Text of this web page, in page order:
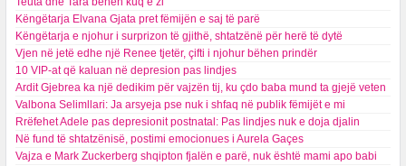
Këngëtarja Elvana Gjata pret fëmijën e saj të parë
Këngëtarja e njohur i surprizon të gjithë, shtatzënë për herë të dytë
Vjen në jetë edhe një Renee tjetër, çifti i njohur bëhen prindër
10 VIP-at që kaluan në depresion pas lindjes
Ardit Gjebrea ka një dedikim për vajzën tij, ku çdo baba mund ta gjejë veten
Valbona Selimllari: Ja arsyeja pse nuk i shfaq në publik fëmijët e mi
Rrëfehet Adele pas depresionit postnatal: Pas lindjes nuk e doja djalin
Në fund të shtatzënisë, postimi emocionues i Aurela Gaçes
Vajza e Mark Zuckerberg shqipton fjalën e parë, nuk është mami apo babi